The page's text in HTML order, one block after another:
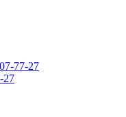
77-27
27